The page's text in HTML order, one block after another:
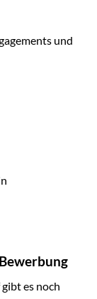
und
es noch